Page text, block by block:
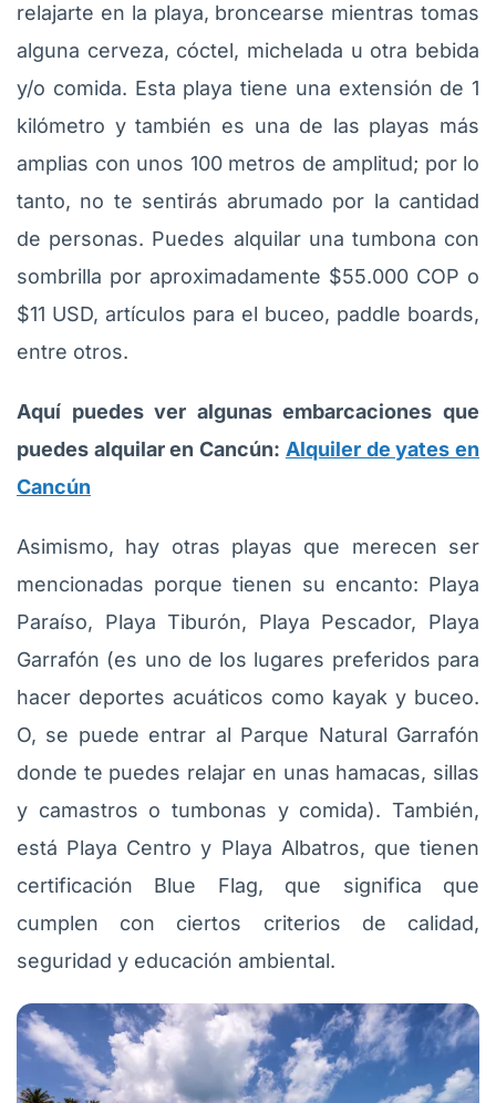
relajarte en la playa, broncearse mientras tomas
alguna cerveza, cóctel, michelada u otra bebida
y/o comida. Esta playa tiene una extensión de 1
kilómetro y también es una de las playas más
amplias con unos 100 metros de amplitud; por lo
tanto, no te sentirás abrumado por la cantidad
de personas. Puedes alquilar una tumbona con
sombrilla por aproximadamente $55.000 COP o
$11 USD, artículos para el buceo, paddle boards,
entre otros.
Aquí puedes ver algunas embarcaciones que
puedes alquilar en Cancún: Alquiler de yates en
Cancún
Asimismo, hay otras playas que merecen ser
mencionadas porque tienen su encanto: Playa
Paraíso, Playa Tiburón, Playa Pescador, Playa
Garrafón (es uno de los lugares preferidos para
hacer deportes acuáticos como kayak y buceo.
O, se puede entrar al Parque Natural Garrafón
donde te puedes relajar en unas hamacas, sillas
y camastros o tumbonas y comida). También,
está Playa Centro y Playa Albatros, que tienen
certificación Blue Flag, que significa que
cumplen con ciertos criterios de calidad,
seguridad y educación ambiental.